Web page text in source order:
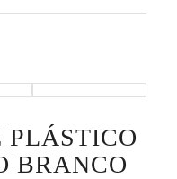
PLÁSTICO
BRANCO